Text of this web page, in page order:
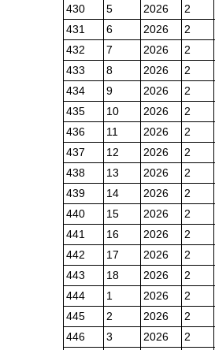
430 5 2026 2
431
6 2026 2
432
7 2026 2
433
8 2026 2
434
9 2026 2
435
10 2026 2
436
11 2026 2
437
12 2026 2
438
13 2026 2
439
14 2026 2
440
15 2026 2
441
16 2026 2
442
17 2026 2
443
18 2026 2
444
1 2026 2
445
2 2026 2
446
3 2026 2